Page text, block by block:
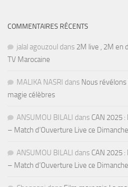
COMMENTAIRES RÉCENTS
jalal agouzoul dans 2M live , 2M en
TV Marocaine
MALIKA NASRI dans Nous
magie célèbres
ANSUMOU BILALI dans CAN 2025
– Match d’Ouverture Live ce Dimanche
ANSUMOU BILALI dans CAN 2025
– Match d’Ouverture Live ce Dimanche